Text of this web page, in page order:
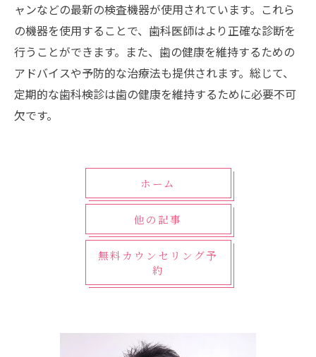
ャンなどの最新の検査機器が使用されています。これら
の機器を使用することで、歯科医師はより正確な診断を
行うことができます。また、歯の健康を維持するための
アドバイスや予防的な治療法も提供されます。総じて、
定期的な歯科検診は歯の健康を維持するために必要不可
欠です。
ホーム
他の記事
無料カウンセリング予
約